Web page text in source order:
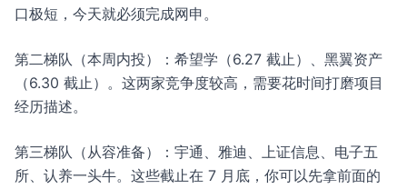
口极短，今天就必须完成网申。
第二梯队（本周内投）：希望学（6.27 截止）、黑翼资产
（6.30 截止）。这两家竞争度较高，需要花时间打磨项目
经历描述。
第三梯队（从容准备）：宇通、雅迪、上证信息、电子五
所、认养一头牛。这些截止在 7 月底，你可以先拿前面的